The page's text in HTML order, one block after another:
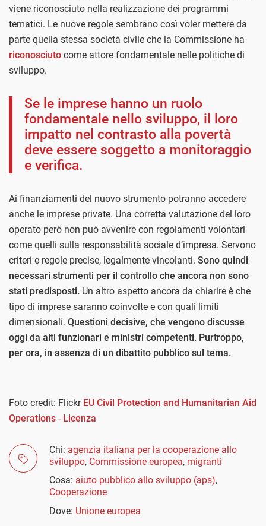
viene riconosciuto nella realizzazione dei programmi
tematici. Le nuove regole sembrano così voler mettere da
parte quella stessa società civile che la Commissione ha
riconosciuto come attore fondamentale nelle politiche di
sviluppo.
Se le imprese hanno un ruolo
fondamentale nello sviluppo, il loro
impatto nel contrasto alla povertà
deve essere soggetto a monitoraggio
e verifica.
Ai finanziamenti del nuovo strumento potranno accedere
anche le imprese private. Una corretta valutazione del loro
operato però non può avvenire con regolamenti volontari
come quelli sulla responsabilità sociale d’impresa. Servono
criteri e regole precise, legalmente vincolanti. Sono quindi
necessari strumenti per il controllo che ancora non sono
stati predisposti. Un altro aspetto ancora da chiarire è che
tipo di imprese saranno coinvolte e con quali limiti
dimensionali. Questioni decisive, che vengono discusse
oggi da alti funzionari e ministri competenti. Purtroppo,
per ora, in assenza di un dibattito pubblico sul tema.
Foto credit: Flickr EU Civil Protection and Humanitarian Aid
Operations - Licenza
Chi: agenzia italiana per la cooperazione allo
sviluppo, Commissione europea, migranti
Cosa: aiuto pubblico allo sviluppo (aps),
Cooperazione
Dove: Unione europea